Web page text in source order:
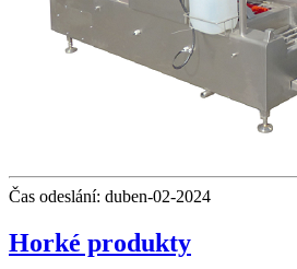
Čas odeslání: duben-02-2024
Horké produkty